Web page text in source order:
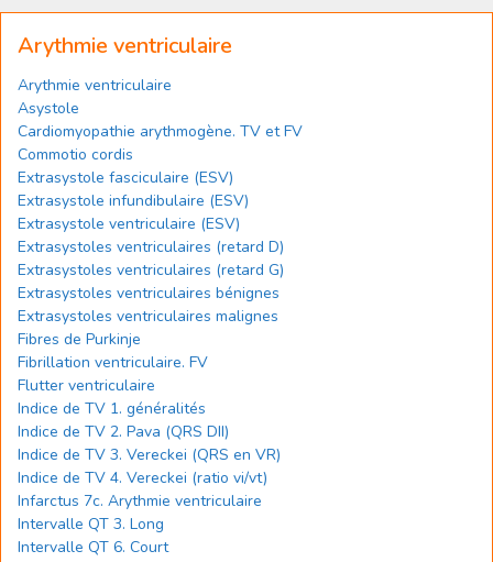
Arythmie ventriculaire
Arythmie ventriculaire
Asystole
Cardiomyopathie arythmogène. TV et FV
Commotio cordis
Extrasystole fasciculaire (ESV)
Extrasystole infundibulaire (ESV)
Extrasystole ventriculaire (ESV)
Extrasystoles ventriculaires (retard D)
Extrasystoles ventriculaires (retard G)
Extrasystoles ventriculaires bénignes
Extrasystoles ventriculaires malignes
Fibres de Purkinje
Fibrillation ventriculaire. FV
Flutter ventriculaire
Indice de TV 1. généralités
Indice de TV 2. Pava (QRS DII)
Indice de TV 3. Vereckei (QRS en VR)
Indice de TV 4. Vereckei (ratio vi/vt)
Infarctus 7c. Arythmie ventriculaire
Intervalle QT 3. Long
Intervalle QT 6. Court